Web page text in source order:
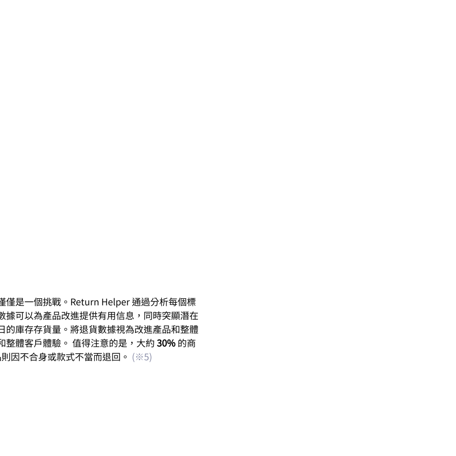
僅是一個挑戰。Return Helper 通過分析每個標
可以為產品改進提供有用信息，同時突顯潛在
庫存存貨量。將退貨數據視為改進產品和整體
整體客戶體驗。 值得注意的是，大約 30% 的商
因不合身或款式不當而退回。 (※5)